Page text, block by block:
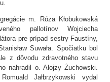
m. Róża Kłobukowská
pallotínov Wojciecha
pre prípad sestry Faustíny,
Suwała. Spočiatku bol
z dôvodu zdravotného stavu
nahradil o. Alojzy Żuchowski.
Jałbrzykowski vydal